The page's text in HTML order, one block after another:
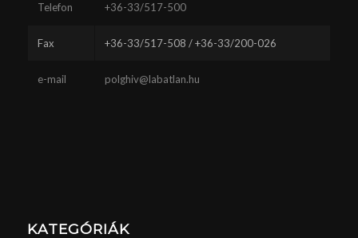
Telefon +36-33/517-500
Fax +36-33/517-508 / +36-33/200-026
e-mail polghiv@labatlan.hu
KATEGÓRIÁK